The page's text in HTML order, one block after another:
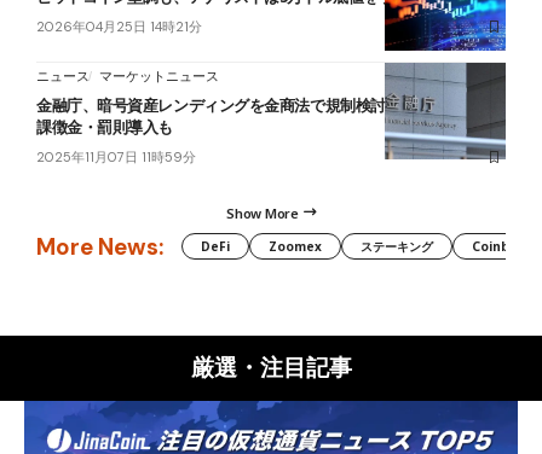
2026年04月25日 14時21分
ニュース マーケットニュース
金融庁、暗号資産レンディングを金商法で規制検討へ──虚偽記載に
課徴金・罰則導入も
2025年11月07日 11時59分
Show More
More News: DeFi Zoomex ステーキング Coinbase
厳選・注目記事